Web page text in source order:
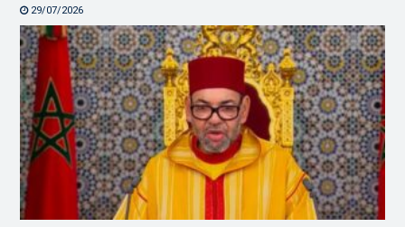
29/07/2026